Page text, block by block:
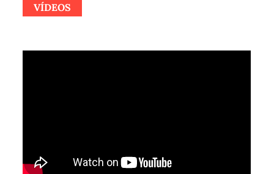
VÍDEOS